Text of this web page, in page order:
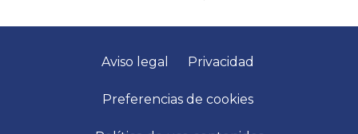
Aviso legal Privacidad
Preferencias de cookies